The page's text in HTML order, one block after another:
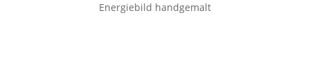
Energiebild handgemalt